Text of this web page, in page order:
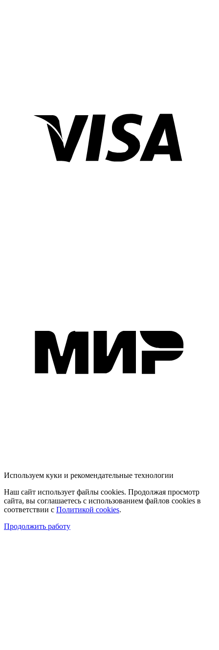
Используем куки и рекомендательные технологии
Наш сайт использует файлы cookies. Продолжая просмотр
сайта, вы соглашаетесь с использованием файлов cookies в
соответствии с Политикой cookies.
Продолжить работу